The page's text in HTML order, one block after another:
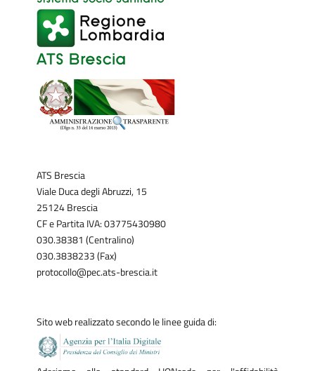
ATS Brescia
Viale Duca degli Abruzzi, 15
25124 Brescia
CF e Partita IVA: 03775430980
030.38381 (Centralino)
030.3838233 (Fax)
protocollo@pec.ats-brescia.it
Sito web realizzato secondo le linee guida di: